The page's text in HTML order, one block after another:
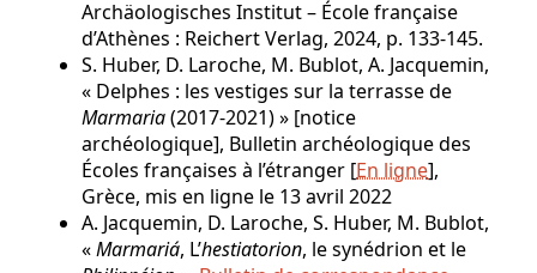
Archäologisches Institut – École française
d’Athènes : Reichert Verlag, 2024, p. 133-145.
S. Huber, D. Laroche, M. Bublot, A. Jacquemin,
« Delphes : les vestiges sur la terrasse de
Marmaria(2017‑2021) » [notice
archéologique], Bulletin archéologique des
Écoles françaises à l’étranger [En ligne],
Grèce, mis en ligne le 13 avril 2022
A. Jacquemin, D. Laroche, S. Huber, M. Bublot,
«Marmariá, L’hestiatorion, le synédrion et le